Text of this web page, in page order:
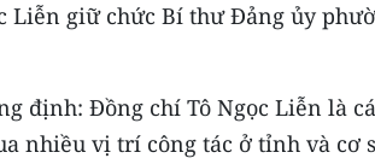
Liễn giữ chức Bí thư Đảng ủy
định: Đồng chí Tô Ngọc Liễn là
nhiều vị trí công tác ở tỉnh và cơ